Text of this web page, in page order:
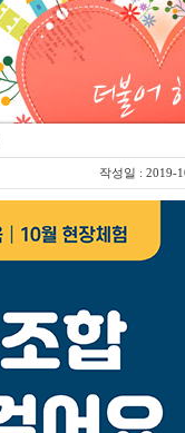
작성일 : 2019-